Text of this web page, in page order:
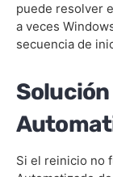
puede resolver
a veces
secuencia de
Si el reinicio no